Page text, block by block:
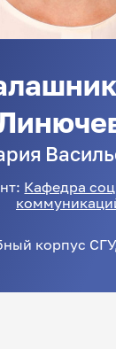
Кафедра
корпус